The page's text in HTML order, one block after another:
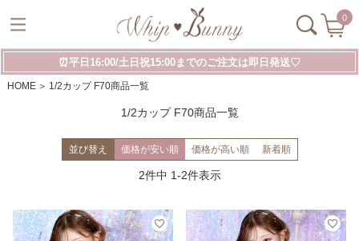
0
⏰平日16:00/土日祝15:00までのご注文は即日発送♡
HOME 1/2カップ F70商品一覧
1/2カップ F70商品一覧
並び替え 価格が安い順 価格が高い順 新着順
2件中 1-2件表示